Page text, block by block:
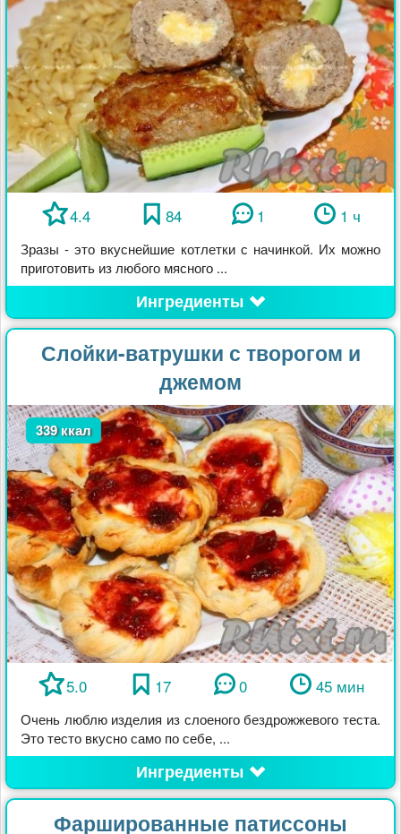
4.4 84 1 1 ч
Зразы - это вкуснейшие котлетки с начинкой. Их можно
приготовить из любого мясного ...
Ингредиенты
Слойки-ватрушки с творогом и
джемом
339 ккал
5.0 17 0 45 мин
Очень люблю изделия из слоеного бездрожжевого теста.
Это тесто вкусно само по себе, ...
Ингредиенты
Фаршированные патиссоны